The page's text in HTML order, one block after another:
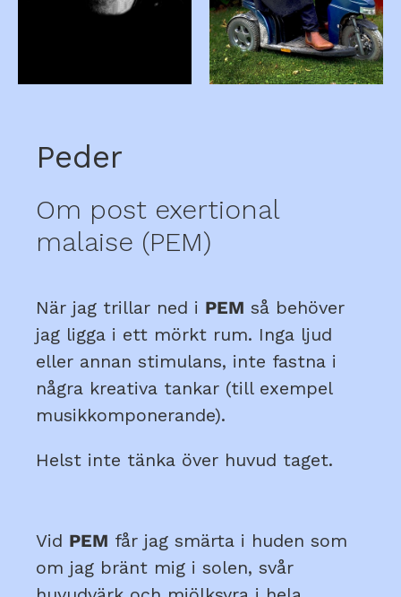
Peder
Om post exertional
malaise (PEM)
När jag trillar ned i PEM så behöver
jag ligga i ett mörkt rum. Inga ljud
eller annan stimulans, inte fastna i
några kreativa tankar (till exempel
musikkomponerande).
Helst inte tänka över huvud taget.
Vid PEM får jag smärta i huden som
om jag bränt mig i solen, svår